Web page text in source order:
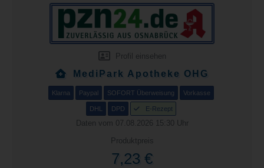
Profil einsehen
MediPark Apotheke OHG
Klarna Paypal SOFORT Überweisung Vorkasse
DHL DPD E-Rezept
Daten vom 07.08.2026 15:30 Uhr
Produktpreis
7,23 €